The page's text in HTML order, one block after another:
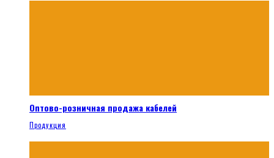
Оптово-розничная продажа кабелей
Продукция